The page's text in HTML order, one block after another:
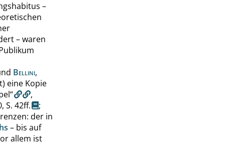
–
– waren
Bellini,
eine Kopie
“
,
S. 42ff.
;
der in
– bis auf
allem ist